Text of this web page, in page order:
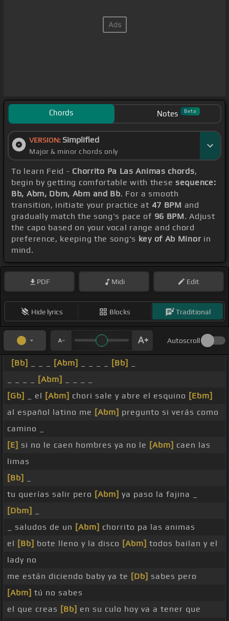
Chords Notes Beta
VERSION: Simplified
Major & minor chords only
To learn Feid - Chorrito Pa Las Animas chords,
begin by getting comfortable with thesesequence:
Bb, Abm, Dbm, Abm and Bb. For a smooth
transition, initiate your practice at 47 BPM and
gradually match the song's pace of 96 BPM. Adjust
the capo based on your vocal range and chord
preference, keeping the song's key of Ab Minor in
mind.
PDF Midi Edit
Hide lyrics Blocks Traditional
Autoscroll
[Bb] [Abm] [Bb]
[Abm]
[Gb]
_ el [Abm] chori sale y abre el esquino [Ebm]
al español latino me [Abm] pregunto si verás como
camino _
[E] si no le caen hombres ya no le [Abm] caen las
limas
[Bb]
tu querías salir pero [Abm] ya paso la fajina _
[Dbm]
_ saludos de un [Abm] chorrito pa las animas
el [Bb] bote lleno y la disco [Abm] todos bailan y el
lady no
me están diciendo baby ya te [Db] sabes pero
[Abm] tú no sabes
el que creas [Bb] en su culo hoy va a tener que